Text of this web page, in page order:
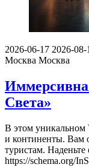
2026-06-17 2026-08-
Москва Москва
Света»
В этом уникальном
и континенты. Вам
туристам.
https://schema.org/